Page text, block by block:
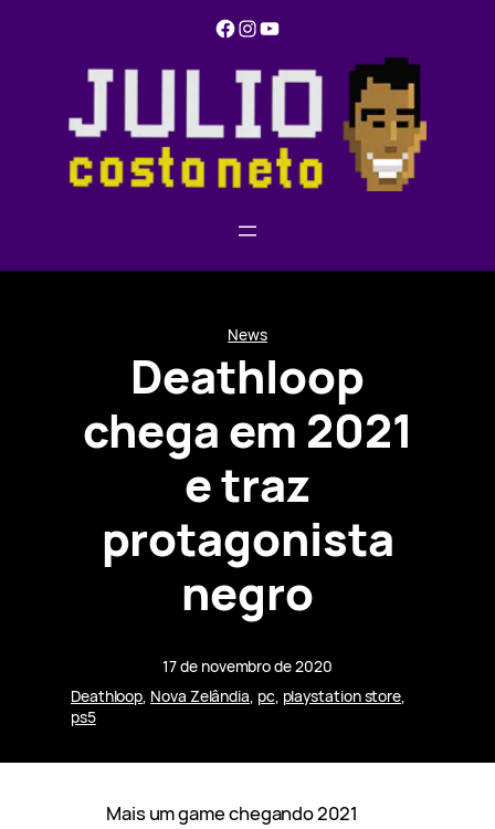
Facebook Instagram YouTube
News
Deathloop
chega em 2021
e traz
protagonista
negro
17 de novembro de 2020
Deathloop, Nova Zelândia, pc, playstation store
ps5
Mais um game chegando 2021